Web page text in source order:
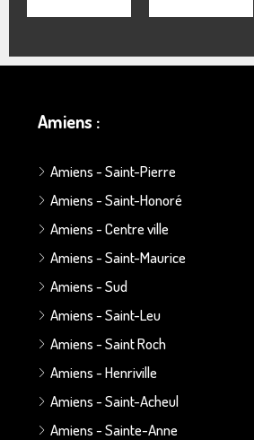
Amiens :
Amiens - Saint-Pierre
Amiens - Saint-Honoré
Amiens - Centre ville
Amiens - Saint-Maurice
Amiens - Sud
Amiens - Saint-Leu
Amiens - Saint Roch
Amiens - Henriville
Amiens - Saint-Acheul
Amiens - Sainte-Anne